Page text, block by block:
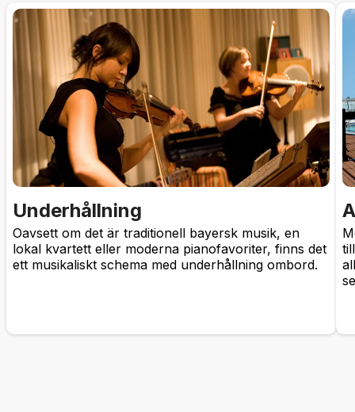
Underhållning
Oavsett om det är traditionell bayersk musik, en
lokal kvartett eller moderna pianofavoriter, finns det
ett musikaliskt schema med underhållning ombord.